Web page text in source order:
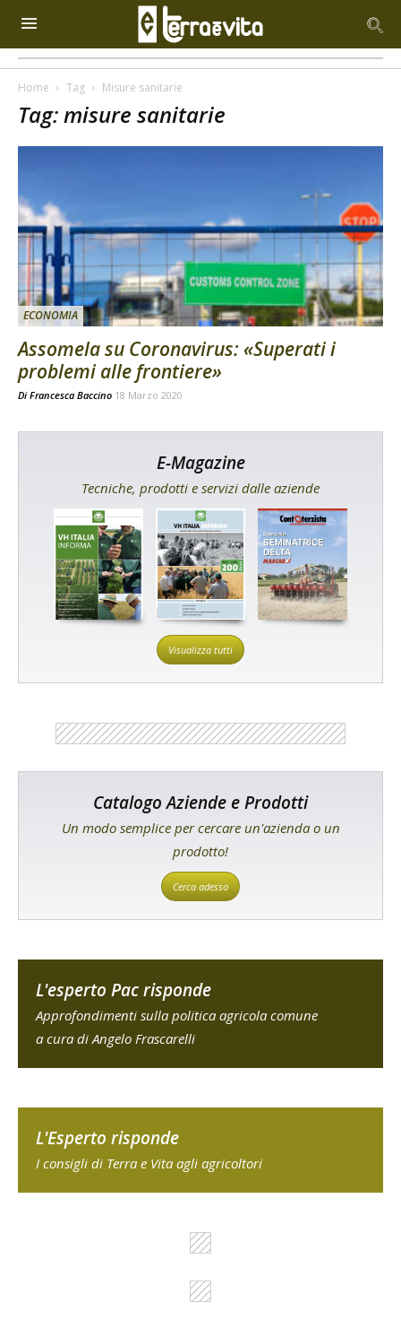
Home Tag Misure sanitarie
Tag: misure sanitarie
ECONOMIA
Assomela su Coronavirus: «Superati i
problemi alle frontiere»
Di Francesca Baccino 18 Marzo 2020
E-Magazine
Tecniche, prodotti e servizi dalle aziende
Visualizza tutti
Catalogo Aziende e Prodotti
Un modo semplice per cercare un'azienda o un
prodotto!
Cerca adesso
L'esperto Pac risponde
Approfondimenti sulla politica agricola comune
a cura di Angelo Frascarelli
L'Esperto risponde
I consigli di Terra e Vita agli agricoltori